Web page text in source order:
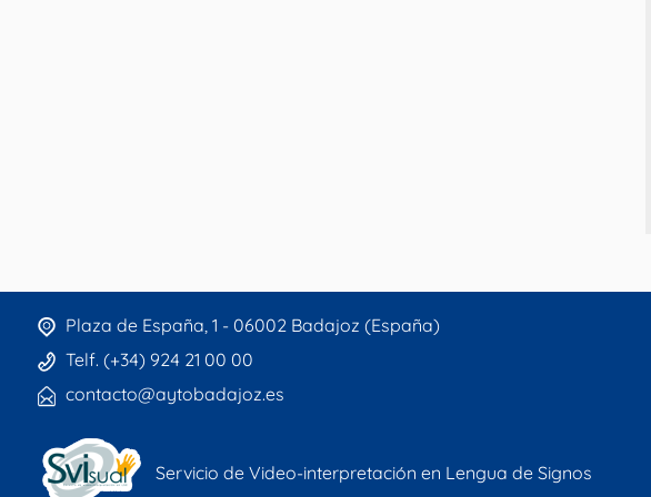
Plaza de España, 1 - 06002 Badajoz (España)
Telf. (+34) 924 21 00 00
contacto@aytobadajoz.es
Servicio de Video-interpretación en Lengua de Signos